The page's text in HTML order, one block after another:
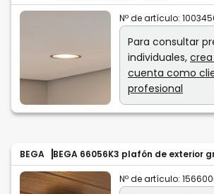
Nº de artículo:
Para consultar
individuales,
cuenta como
profesional
BEGA BEGA 66056K3 plafón de exterior
Nº de artículo: